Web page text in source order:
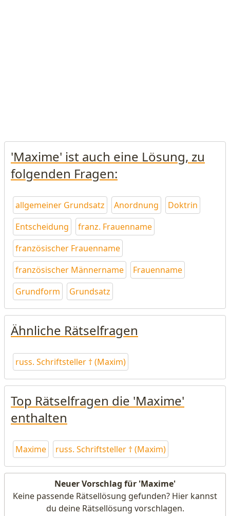
'Maxime' ist auch eine Lösung, zu
folgenden Fragen:
allgemeiner Grundsatz Anordnung
Doktrin
Entscheidung
franz. Frauenname
französischer Frauenname
französischer Männername
Frauenname
Grundform
Grundsatz
Ähnliche Rätselfragen
russ. Schriftsteller † (Maxim)
Top Rätselfragen die 'Maxime'
enthalten
Maxime russ. Schriftsteller † (Maxim)
Neuer Vorschlag für 'Maxime'
Keine passende Rätsellösung gefunden? Hier kannst
du deine Rätsellösung vorschlagen.